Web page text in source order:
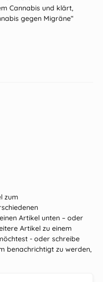
Cannabis und klärt,
gegen Migräne“
zum
Artikel unten – oder
Artikel zu einem
- oder schreibe
benachrichtigt zu werden,